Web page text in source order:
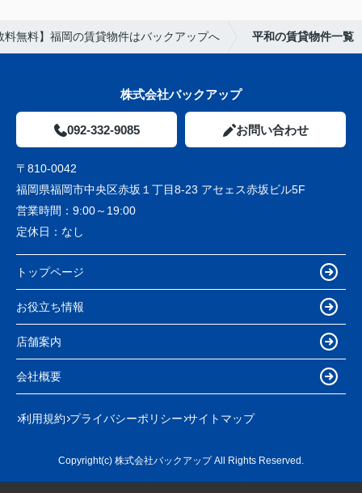
料無料】福岡の賃貸物件はバックアップへ 平和の賃貸物件一覧
株式会社バックアップ
092-332-9085 お問い合わせ
〒810-0042
福岡県福岡市中央区赤坂１丁目8-23 アセェス赤坂ビル5F
営業時間： 9:00～19:00
定休日： なし
トップページ
お役立ち情報
店舗案内
会社概要
利用規約 プライバシーポリシー サイトマップ
Copyright(c) 株式会社バックアップ All Rights Reserved.